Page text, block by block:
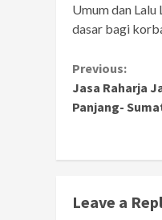
Umum dan
dasar bagi
Continue
Reading
Previous:
Jasa Raharja
Panjang-
Leave a